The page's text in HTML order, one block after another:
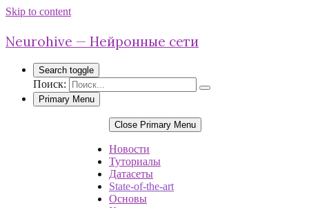
Skip to content
Neurohive — Нейронные сети
Search toggle
Поиск:
Primary Menu
Close Primary Menu
Новости
Туториалы
Датасеты
State-of-the-art
Основы